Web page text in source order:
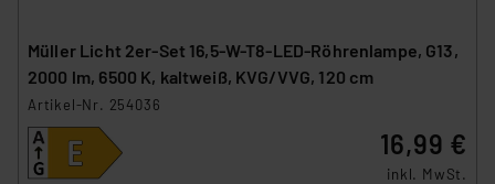
Müller Licht 2er-Set 16,5-W-T8-LED-Röhrenlampe, G13,
2000 lm, 6500 K, kaltweiß, KVG/VVG, 120 cm
Artikel-Nr. 254036
16,99 €
inkl. MwSt.